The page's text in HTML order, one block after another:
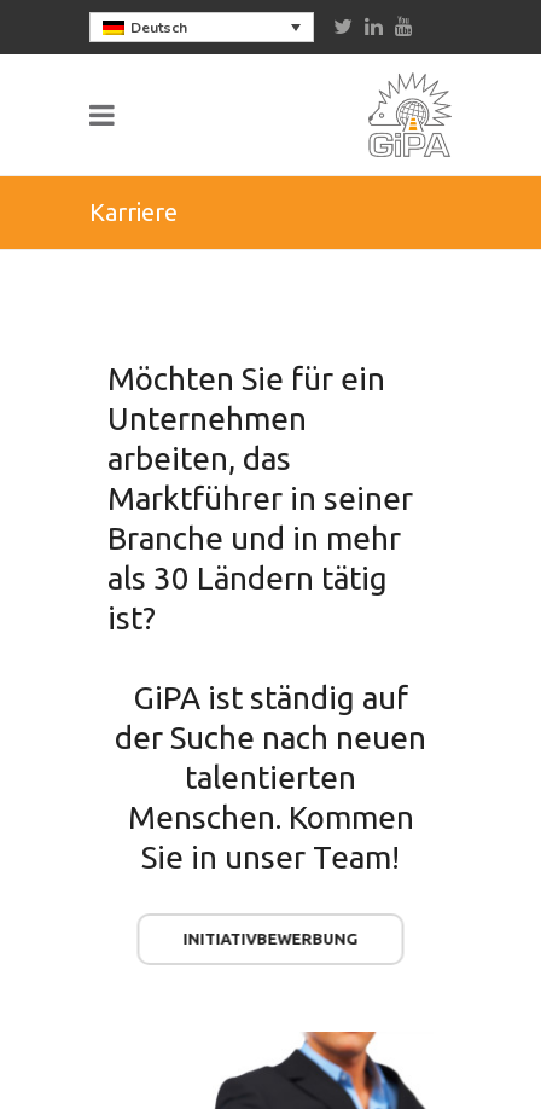
Deutsch
Karriere
Möchten Sie für ein
Unternehmen
arbeiten, das
Marktführer in seiner
Branche und in mehr
als 30 Ländern tätig
ist?
GiPA ist ständig auf
der Suche nach neuen
talentierten
Menschen. Kommen
Sie in unser Team!
INITIATIVBEWERBUNG